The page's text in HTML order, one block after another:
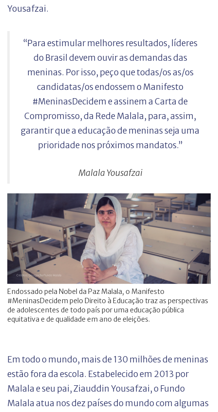
Yousafzai.
“Para estimular melhores resultados, líderes
do Brasil devem ouvir as demandas das
meninas. Por isso, peço que todas/os as/os
candidatas/os endossem o Manifesto
#MeninasDecidem e assinem a Carta de
Compromisso, da Rede Malala, para, assim,
garantir que a educação de meninas seja uma
prioridade nos próximos mandatos.”
Malala Yousafzai
Endossado pela Nobel da Paz Malala, o Manifesto
#MeninasDecidem pelo Direito à Educação traz as perspectivas
de adolescentes de todo país por uma educação pública
equitativa e de qualidade em ano de eleições.
Em todo o mundo, mais de 130 milhões de meninas
estão fora da escola. Estabelecido em 2013 por
Malala e seu pai, Ziauddin Yousafzai, o Fundo
Malala atua nos dez países do mundo com algumas